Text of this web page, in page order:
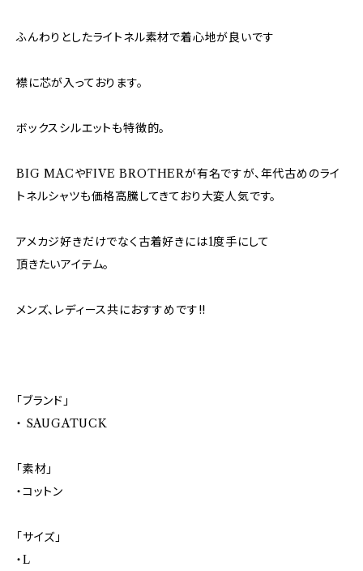
ふんわりとしたライトネル素材で着心地が良いです
襟に芯が入っております。
ボックスシルエットも特徴的。
BIG MACやFIVE BROTHERが有名ですが、年代古めのライ
トネルシャツも価格高騰してきており大変人気です。
アメカジ好きだけでなく古着好きには1度手にして
頂きたいアイテム。
メンズ、レディース共におすすめです!!
「ブランド」
・ SAUGATUCK
「素材」
・コットン
「サイズ」
・L